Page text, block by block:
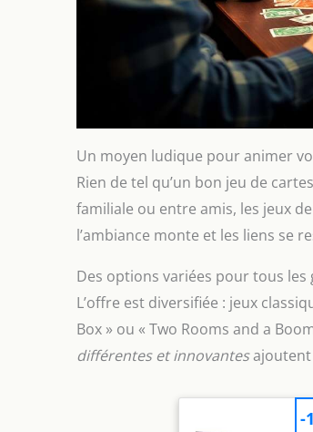
Un moyen ludique pour animer
Rien de tel qu’un bon jeu de
familiale ou entre amis, les jeux
l’ambiance monte et les liens se
Des options variées pour tous les
L’offre est diversifiée : jeux
Box » ou « Two Rooms and a
différentes et innovantesajoutent
-